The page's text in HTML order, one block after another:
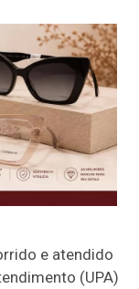
e atendido
(UPA)